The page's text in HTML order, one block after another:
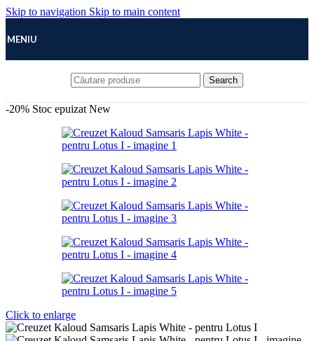
Skip to navigation Skip to main content
MENIU
Search
-20% Stoc epuizat New
Click to enlarge